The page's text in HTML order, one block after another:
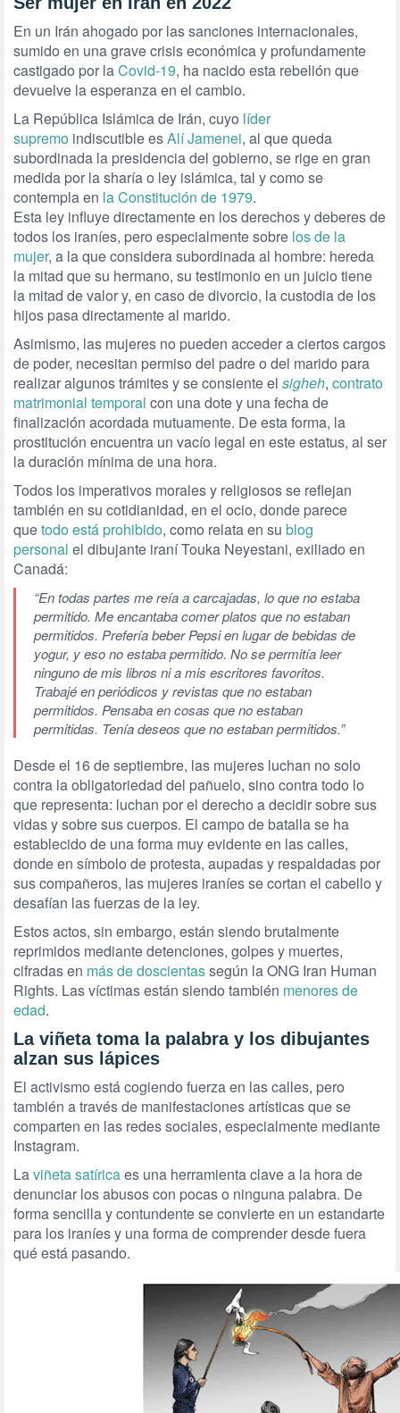
En un Irán ahogado por las sanciones internacionales,
sumido en una grave crisis económica y profundamente
castigado por laCovid-19, ha nacido esta rebelión que
devuelve la esperanza en el cambio.
La República Islámica de Irán, cuyo líder
supremo indiscutible esAlí Jamenei, al que queda
subordinada la presidencia del gobierno, se rige en gran
medida por la sharía o ley islámica, tal y como se
contempla en la Constitución de 1979.
Esta ley influye directamente en los derechos y deberes de
todos los iraníes, pero especialmente sobre los de la
mujer, a la que considera subordinada al hombre: hereda
la mitad que su hermano, su testimonio en un juicio tiene
la mitad de valor y, en caso de divorcio, la custodia de los
hijos pasa directamente al marido.
Asimismo, las mujeres no pueden acceder a ciertos cargos
de poder, necesitan permiso del padre o del marido para
realizar algunos trámites y se consiente el sigheh, contrato
matrimonial temporal con una dote y una fecha de
finalización acordada mutuamente. De esta forma, la
prostitución encuentra un vacío legal en este estatus, al ser
la duración mínima de una hora.
Todos los imperativos morales y religiosos se reflejan
también en su cotidianidad, en el ocio, donde parece
quetodo está prohibido, como relata en su blog
personal el dibujante iraní Touka Neyestani, exiliado en
Canadá:
“En todas partes me reía a carcajadas, lo que no estaba
permitido. Me encantaba comer platos que no estaban
permitidos. Prefería beber Pepsi en lugar de bebidas de
yogur, y eso no estaba permitido. No se permitía leer
ninguno de mis libros ni a mis escritores favoritos.
Trabajé en periódicos y revistas que no estaban
permitidos. Pensaba en cosas que no estaban
permitidas. Tenía deseos que no estaban permitidos.”
Desde el 16 de septiembre, las mujeres luchan no solo
contra la obligatoriedad del pañuelo, sino contra todo lo
que representa: luchan por el derecho a decidir sobre sus
vidas y sobre sus cuerpos. El campo de batalla se ha
establecido de una forma muy evidente en las calles,
donde en símbolo de protesta, aupadas y respaldadas por
sus compañeros, las mujeres iraníes se cortan el cabello y
desafían las fuerzas de la ley.
Estos actos, sin embargo, están siendo brutalmente
reprimidos mediante detenciones, golpes y muertes,
cifradas en más de doscientassegún la ONG Iran Human
Rights. Las víctimas están siendo también menores de
edad.
La viñeta toma la palabra y los dibujantes
alzan sus lápices
El activismo está cogiendo fuerza en las calles, pero
también a través de manifestaciones artísticas que se
comparten en las redes sociales, especialmente mediante
Instagram.
Laviñeta satíricaes una herramienta clave a la hora de
denunciar los abusos con pocas o ninguna palabra. De
forma sencilla y contundente se convierte en un estandarte
para los iraníes y una forma de comprender desde fuera
qué está pasando.